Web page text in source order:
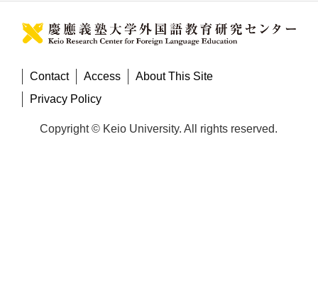
Contact Access
About This Site
Privacy Policy
Copyright © Keio University. All rights reserved.